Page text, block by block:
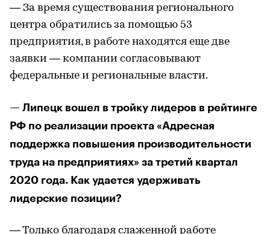
— За время существования регионального
центра обратились за помощью 53
предприятия, в работе находятся еще две
заявки — компании согласовывают
федеральные и региональные власти.
— Липецк вошел в тройку лидеров в рейтинге
РФ по реализации проекта «Адресная
поддержка повышения производительности
труда на предприятиях» за третий квартал
2020 года. Как удается удерживать
лидерские позиции?
— Только благодаря слаженной работе